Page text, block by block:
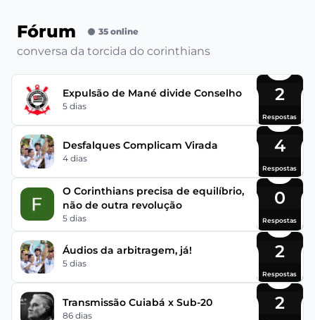
Fórum 35 online
conversa da torcida do corinthians
Expulsão de Mané divide Conselho
5 dias
2
Respostas
Desfalques Complicam Virada
4 dias
4
Respostas
O Corinthians precisa de equilíbrio,
não de outra revolução
5 dias
0
Respostas
Áudios da arbitragem, já!
5 dias
2
Respostas
Transmissão Cuiabá x Sub-20
86 dias
2